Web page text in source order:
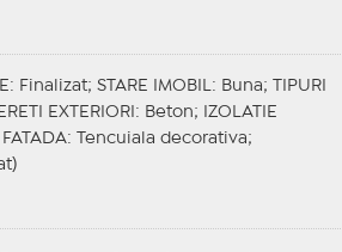
: Finalizat; STARE IMOBIL : Buna;
TIPURI
EXTERIORI : Beton;
IZOLATIE
FATADA: Tencuiala decorativa;